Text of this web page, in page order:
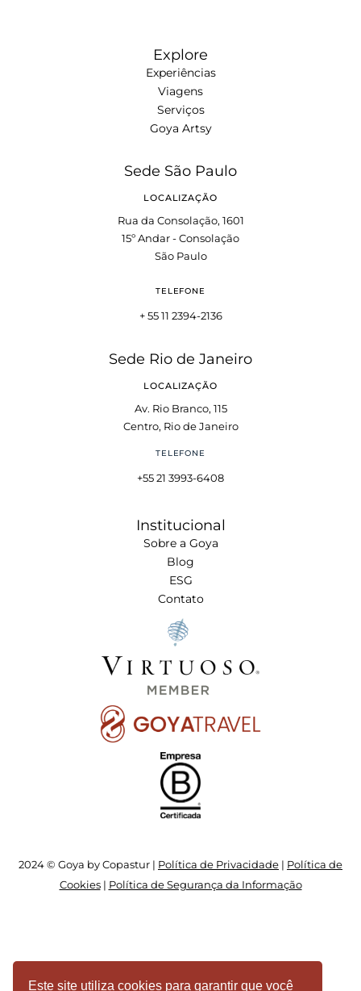
Explore
Experiências
Viagens
Serviços
Goya Artsy
Sede São Paulo
LOCALIZAÇÃO
Rua da Consolação, 1601
15º Andar - Consolação
São Paulo
TELEFONE
+ 55 11 2394-2136
Sede Rio de Janeiro
LOCALIZAÇÃO
Av. Rio Branco, 115
Centro, Rio de Janeiro
TELEFONE
+55 21 3993-6408
Institucional
Sobre a Goya
Blog
ESG
Contato
2024 © Goya by Copastur | Política de Privacidade | Política de
Cookies| Política de Segurança da Informação
Este site utiliza cookies para garantir que você